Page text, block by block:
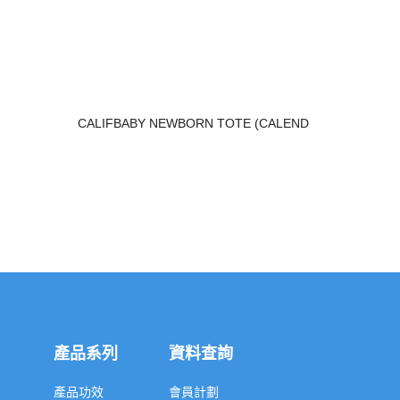
CALIFBABY NEWBORN TOTE (CALEND
產品系列
產品功效
資料查詢
會員計劃